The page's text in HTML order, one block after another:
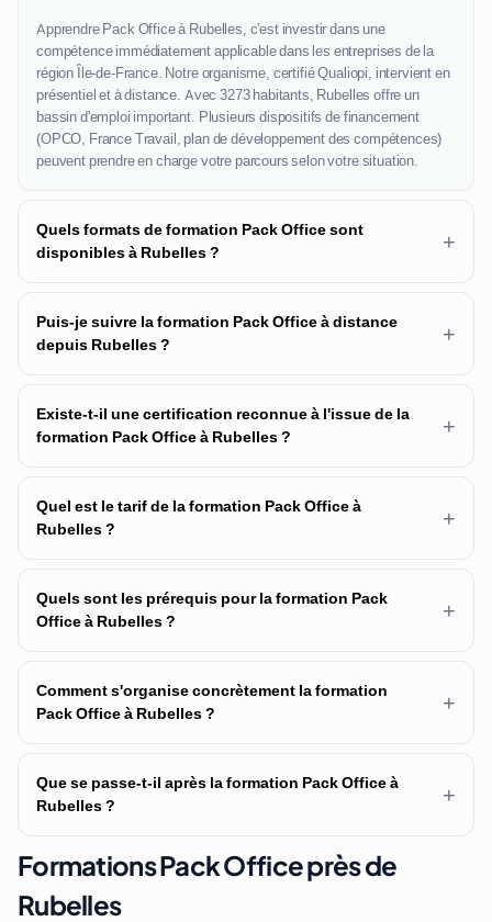
Apprendre Pack Office à Rubelles, c'est investir dans une
compétence immédiatement applicable dans les entreprises de la
région Île-de-France. Notre organisme, certifié Qualiopi, intervient en
présentiel et à distance. Avec 3273 habitants, Rubelles offre un
bassin d'emploi important. Plusieurs dispositifs de financement
(OPCO, France Travail, plan de développement des compétences)
peuvent prendre en charge votre parcours selon votre situation.
Quels formats de formation Pack Office sont
disponibles à Rubelles ?
+
Puis-je suivre la formation Pack Office à distance
depuis Rubelles ?
+
Existe-t-il une certification reconnue à l'issue de la
formation Pack Office à Rubelles ?
+
Quel est le tarif de la formation Pack Office à
Rubelles ?
+
Quels sont les prérequis pour la formation Pack
Office à Rubelles ?
+
Comment s'organise concrètement la formation
Pack Office à Rubelles ?
+
Que se passe-t-il après la formation Pack Office à
Rubelles ?
+
Formations Pack Office près de
Rubelles